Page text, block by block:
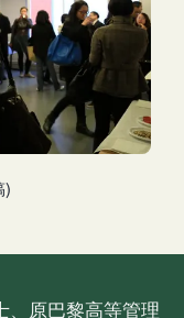
)
、原巴黎高等管理